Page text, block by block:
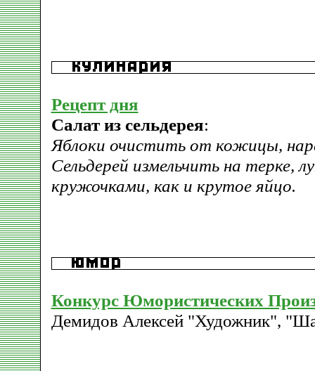
Рецепт дня
Салат из сельдерея:
Яблоки очистить от кожицы,
Сельдерей измельчить на терке,
кружочками, как и крутое яйцо.
Конкурс Юмористических
Демидов Алексей "Художник",